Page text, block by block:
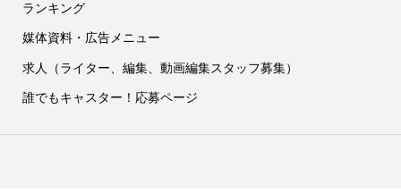
ランキング
媒体資料・広告メニュー
求人（ライター、編集、動画編集スタッフ募集）
誰でもキャスター！応募ページ